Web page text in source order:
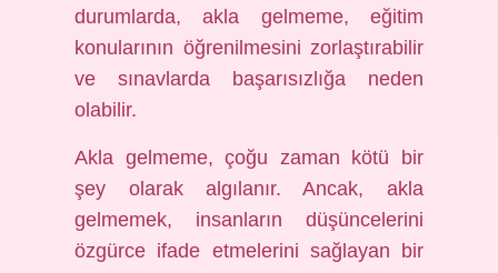
durumlarda, akla gelmeme, eğitim
konularının öğrenilmesini zorlaştırabilir
ve sınavlarda başarısızlığa neden
olabilir.
Akla gelmeme, çoğu zaman kötü bir
şey olarak algılanır. Ancak, akla
gelmemek, insanların düşüncelerini
özgürce ifade etmelerini sağlayan bir